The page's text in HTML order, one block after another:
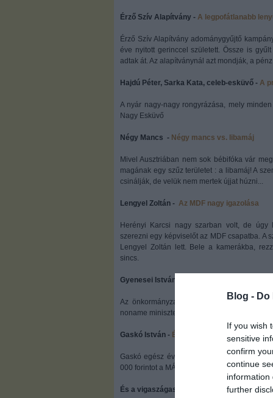
Blog -
If you wish
sensitive
confirm
continue
information
further
Érző Szív Alapítvány - A legpofátlanabb
Érző Szív Alapítvány adománygyűjtő
éve nyitott gerinccel született. Össze is
adtak át. Az alapítványnál azt mondják, a
Hajdú Péter, Sarka Kata, celeb-esküvő - A
A nyár nagy-nagy rongyrázása, mely
Nagy Esküvő
Négy Mancs - Négy mancs vs. libamáj
Mivel Ausztriában nem sok bébifóka vár
magának egy szűz területet : a libamáj! A
csinálják, de velük nem mertek újjat húzni...
Lengyel Zoltán - Az MDF nagy igazolása
Herényi Karcsi nagy szarban volt, de úgy
szerezni egy képviselőt az MDF csapatba. A
Lengyel Zoltán lett. Bele a kamerákba,
sincs.
Gyenesei István -
Az önkormányzati miniszter november 1
noname miniszter.
Gaskó István - Évi 170 milliárdunkba kerül,
Gaskó egész évben pofátlanul,
000 forintot a MÁV Cargo eladásából"
És a vigaszágas: Kolompár Orbán -Napi